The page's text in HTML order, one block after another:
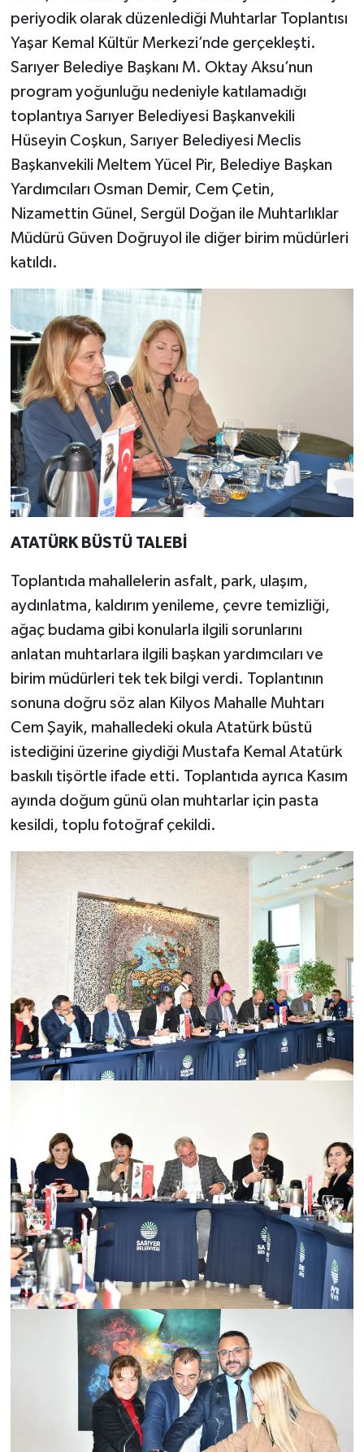
periyodik olarak düzenlediği Muhtarlar Toplantısı
Yaşar Kemal Kültür Merkezi’nde gerçekleşti.
Sarıyer Belediye Başkanı M. Oktay Aksu’nun
program yoğunluğu nedeniyle katılamadığı
toplantıya Sarıyer Belediyesi Başkanvekili
Hüseyin Coşkun, Sarıyer Belediyesi Meclis
Başkanvekili Meltem Yücel Pir, Belediye Başkan
Yardımcıları Osman Demir, Cem Çetin,
Nizamettin Günel, Sergül Doğan ile Muhtarlıklar
Müdürü Güven Doğruyol ile diğer birim müdürleri
katıldı.
ATATÜRK BÜSTÜ TALEBİ
Toplantıda mahallelerin asfalt, park, ulaşım,
aydınlatma, kaldırım yenileme, çevre temizliği,
ağaç budama gibi konularla ilgili sorunlarını
anlatan muhtarlara ilgili başkan yardımcıları ve
birim müdürleri tek tek bilgi verdi. Toplantının
sonuna doğru söz alan Kilyos Mahalle Muhtarı
Cem Şayik, mahalledeki okula Atatürk büstü
istediğini üzerine giydiği Mustafa Kemal Atatürk
baskılı tişörtle ifade etti. Toplantıda ayrıca Kasım
ayında doğum günü olan muhtarlar için pasta
kesildi, toplu fotoğraf çekildi.